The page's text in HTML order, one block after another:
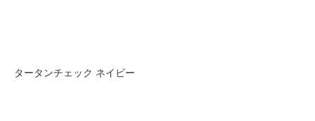
タータンチェック ネイビー